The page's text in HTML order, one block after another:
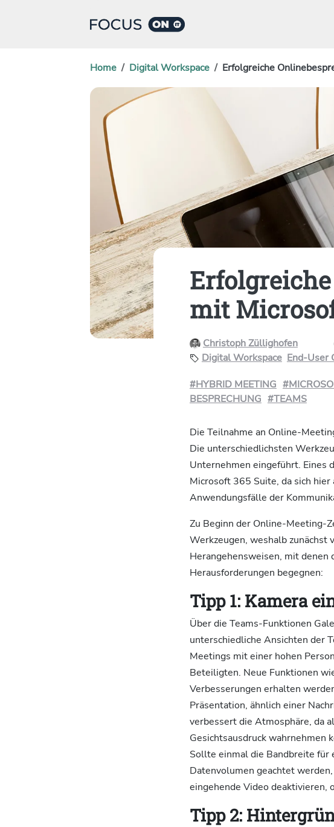
Home Digital Workspace Erfolgreiche
mit
Christoph Züllighofen
Digital Workspace End-User
#HYBRID MEETING
BESPRECHUNG #TEAMS
Die Teilnahme an Online-
Die unterschiedlichsten
Unternehmen eingeführt. Eines
Microsoft 365 Suite, da sich
Anwendungsfälle der
Zu Beginn der Online-Meeting-
Werkzeugen, weshalb zunächst
Herangehensweisen, mit denen
Herausforderungen begegnen:
Tipp 1: Kamera
Über die Teams-Funktionen
unterschiedliche Ansichten der
Meetings mit einer hohen
Beteiligten. Neue Funktionen
Verbesserungen erhalten
Präsentation, ähnlich einer
verbessert die Atmosphäre, da
Gesichtsausdruck wahrnehmen
Sollte einmal die Bandbreite für
Datenvolumen geachtet
eingehende Video deaktivieren,
Tipp 2: